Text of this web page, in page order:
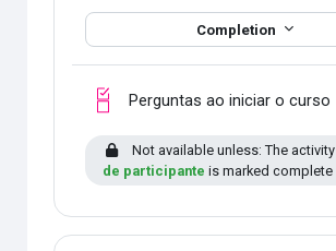
Completion
Perguntas ao iniciar o curso
Not available unless: The activity
de participante is marked complete